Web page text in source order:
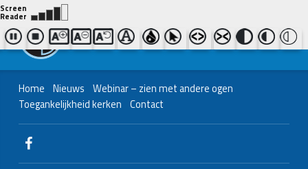
Contact ons
| Bel ons
038 - 427 04 48
Home Nieuws Webinar – zien met andere ogen
Toegankelijkheid kerken Contact
WebMan on Facebook